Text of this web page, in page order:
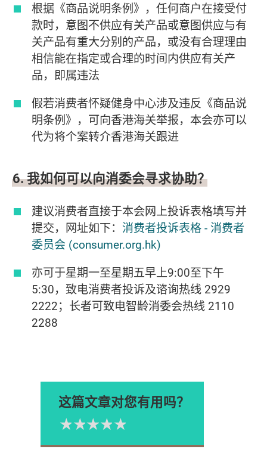
根据《商品说明条例》，任何商户在接受付
款时，意图不供应有关产品或意图供应与有
关产品有重大分别的产品，或没有合理理由
相信能在指定或合理的时间内供应有关产
品，即属违法
假若消费者怀疑健身中心涉及违反《商品说
明条例》，可向香港海关举报，本会亦可以
代为将个案转介香港海关跟进
6. 我如何可以向消委会寻求协助？
建议消费者直接于本会网上投诉表格填写并
提交，网址如下： 消费者投诉表格 - 消费者
委员会 (consumer.org.hk)
亦可于星期一至星期五早上9:00至下午
5:30，致电消费者投诉及谘询热线 2929
2222；长者可致电智龄消委会热线 2110
2288
这篇文章对您有用吗？
Please rate
4星
3星
2星
1星